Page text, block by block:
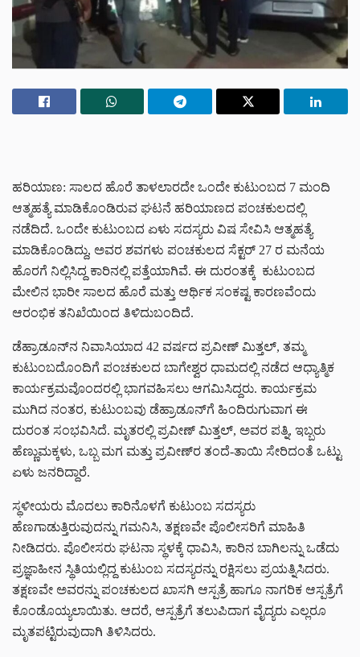
ಹರಿಯಾಣ: ಸಾಲದ ಹೊರೆ ತಾಳಲಾರದೇ ಒಂದೇ ಕುಟುಂಬದ 7 ಮಂದಿ
ಆತ್ಮಹತ್ಯೆ ಮಾಡಿಕೊಂಡಿರುವ ಘಟನೆ ಹರಿಯಾಣದ ಪಂಚಕುಲದಲ್ಲಿ
ನಡೆದಿದೆ. ಒಂದೇ ಕುಟುಂಬದ ಏಳು ಸದಸ್ಯರು ವಿಷ ಸೇವಿಸಿ ಆತ್ಮಹತ್ಯೆ
ಮಾಡಿಕೊಂಡಿದ್ದು, ಅವರ ಶವಗಳು ಪಂಚಕುಲದ ಸೆಕ್ಟರ್ 27 ರ ಮನೆಯ
ಹೊರಗೆ ನಿಲ್ಲಿಸಿದ್ದ ಕಾರಿನಲ್ಲಿ ಪತ್ತೆಯಾಗಿವೆ. ಈ ದುರಂತಕ್ಕೆ ಕುಟುಂಬದ
ಮೇಲಿನ ಭಾರೀ ಸಾಲದ ಹೊರೆ ಮತ್ತು ಆರ್ಥಿಕ ಸಂಕಷ್ಟ ಕಾರಣವೆಂದು
ಆರಂಭಿಕ ತನಿಖೆಯಿಂದ ತಿಳಿದುಬಂದಿದೆ.
ಡೆಹ್ರಾಡೂನ್‌ನ ನಿವಾಸಿಯಾದ 42 ವರ್ಷದ ಪ್ರವೀಣ್ ಮಿತ್ತಲ್, ತಮ್ಮ
ಕುಟುಂಬದೊಂದಿಗೆ ಪಂಚಕುಲದ ಬಾಗೇಶ್ವರ ಧಾಮದಲ್ಲಿ ನಡೆದ ಆಧ್ಯಾತ್ಮಿಕ
ಕಾರ್ಯಕ್ರಮವೊಂದರಲ್ಲಿ ಭಾಗವಹಿಸಲು ಆಗಮಿಸಿದ್ದರು. ಕಾರ್ಯಕ್ರಮ
ಮುಗಿದ ನಂತರ, ಕುಟುಂಬವು ಡೆಹ್ರಾಡೂನ್‌ಗೆ ಹಿಂದಿರುಗುವಾಗ ಈ
ದುರಂತ ಸಂಭವಿಸಿದೆ. ಮೃತರಲ್ಲಿ ಪ್ರವೀಣ್ ಮಿತ್ತಲ್, ಅವರ ಪತ್ನಿ, ಇಬ್ಬರು
ಹೆಣ್ಣುಮಕ್ಕಳು, ಒಬ್ಬ ಮಗ ಮತ್ತು ಪ್ರವೀಣ್‌ರ ತಂದೆ-ತಾಯಿ ಸೇರಿದಂತೆ ಒಟ್ಟು
ಏಳು ಜನರಿದ್ದಾರೆ.
ಸ್ಥಳೀಯರು ಮೊದಲು ಕಾರಿನೊಳಗೆ ಕುಟುಂಬ ಸದಸ್ಯರು
ಹೆಣಗಾಡುತ್ತಿರುವುದನ್ನು ಗಮನಿಸಿ, ತಕ್ಷಣವೇ ಪೊಲೀಸರಿಗೆ ಮಾಹಿತಿ
ನೀಡಿದರು. ಪೊಲೀಸರು ಘಟನಾ ಸ್ಥಳಕ್ಕೆ ಧಾವಿಸಿ, ಕಾರಿನ ಬಾಗಿಲನ್ನು ಒಡೆದು
ಪ್ರಜ್ಞಾಹೀನ ಸ್ಥಿತಿಯಲ್ಲಿದ್ದ ಕುಟುಂಬ ಸದಸ್ಯರನ್ನು ರಕ್ಷಿಸಲು ಪ್ರಯತ್ನಿಸಿದರು.
ತಕ್ಷಣವೇ ಅವರನ್ನು ಪಂಚಕುಲದ ಖಾಸಗಿ ಆಸ್ಪತ್ರೆ ಹಾಗೂ ನಾಗರಿಕ ಆಸ್ಪತ್ರೆಗೆ
ಕೊಂಡೊಯ್ಯಲಾಯಿತು. ಆದರೆ, ಆಸ್ಪತ್ರೆಗೆ ತಲುಪಿದಾಗ ವೈದ್ಯರು ಎಲ್ಲರೂ
ಮೃತಪಟ್ಟಿರುವುದಾಗಿ ತಿಳಿಸಿದರು.